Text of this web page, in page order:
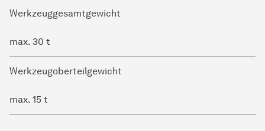
Werkzeuggesamtgewicht
max. 30 t
Werkzeugoberteilgewicht
max. 15 t